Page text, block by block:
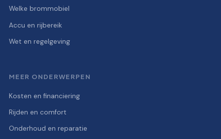
Welke brommobiel
Accu en rijbereik
Wet en regelgeving
MEER ONDERWERPEN
Kosten en financiering
Rijden en comfort
Onderhoud en reparatie